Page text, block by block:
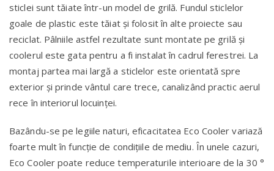
sticlei sunt tăiate într-un model de grilă. Fundul sticlelor
goale de plastic este tăiat și folosit în alte proiecte sau
reciclat. Pâlniile astfel rezultate sunt montate pe grilă și
coolerul este gata pentru a fi instalat în cadrul ferestrei. La
montaj partea mai largă a sticlelor este orientată spre
exterior și prinde vântul care trece, canalizând practic aerul
rece în interiorul locuinței.
Bazându-se pe legiile naturi, eficacitatea Eco Cooler variază
foarte mult în funcție de condițiile de mediu. În unele cazuri,
Eco Cooler poate reduce temperaturile interioare de la 30 °